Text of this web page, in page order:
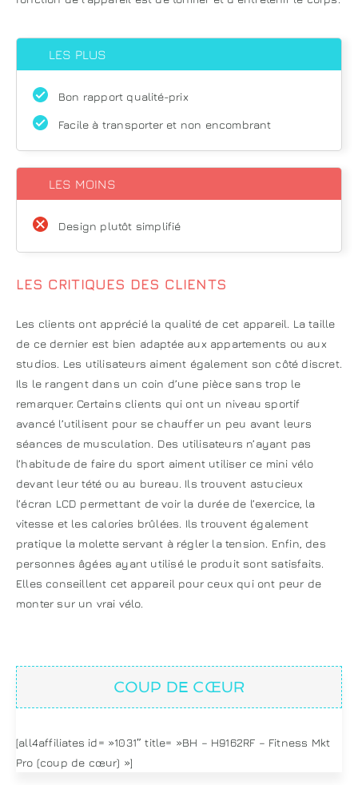
LES PLUS
Bon rapport qualité-prix
Facile à transporter et non encombrant
LES MOINS
Design plutôt simplifié
LES CRITIQUES DES CLIENTS
Les clients ont apprécié la qualité de cet appareil. La taille
de ce dernier est bien adaptée aux appartements ou aux
studios. Les utilisateurs aiment également son côté discret.
Ils le rangent dans un coin d’une pièce sans trop le
remarquer. Certains clients qui ont un niveau sportif
avancé l’utilisent pour se chauffer un peu avant leurs
séances de musculation. Des utilisateurs n’ayant pas
l’habitude de faire du sport aiment utiliser ce mini vélo
devant leur tété ou au bureau. Ils trouvent astucieux
l’écran LCD permettant de voir la durée de l’exercice, la
vitesse et les calories brûlées. Ils trouvent également
pratique la molette servant à régler la tension. Enfin, des
personnes âgées ayant utilisé le produit sont satisfaits.
Elles conseillent cet appareil pour ceux qui ont peur de
monter sur un vrai vélo.
COUP DE CŒUR
[all4affiliates id= »1031″ title= »BH – H9162RF – Fitness Mkt
Pro (coup de cœur) »]